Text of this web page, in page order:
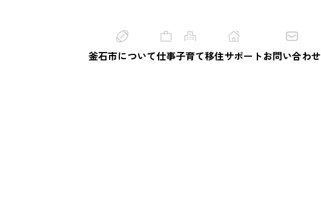
釜石市について仕事子育て移住サポートお問い合わせ